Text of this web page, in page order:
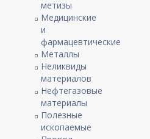
метизы
Медицинские
и
фармацевтические
Металлы
Неликвиды
материалов
Нефтегазовые
материалы
Полезные
ископаемые